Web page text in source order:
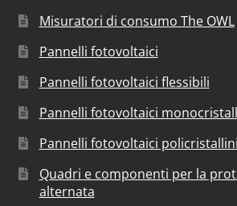
Misuratori di consumo The OWL
Pannelli fotovoltaici
Pannelli fotovoltaici flessibili
Pannelli fotovoltaici
Pannelli fotovoltaici policristallini
Quadri e componenti per la
alternata